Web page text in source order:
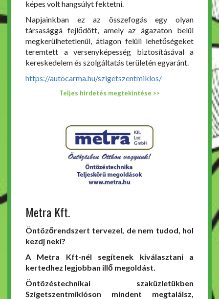
képes volt hangsúlyt fektetni.
Napjainkban ez az összefogás egy olyan
társasággá fejlődött, amely az ágazaton belül
megkerülhetetlenül, átlagon felüli lehetőségeket
teremtett a versenyképesség biztosításával a
kereskedelem és szolgáltatás területén egyaránt.
https://autocarma.hu/szigetszentmiklos/
Teljes hirdetés megtekintése >>
Metra Kft.
Öntözőrendszert tervezel, de nem tudod, hol
kezdj neki?
A Metra Kft-nél segítenek kiválasztani a
kertedhez legjobban illő megoldást.
Öntözéstechnikai szaküzletükben
Szigetszentmiklóson mindent megtalálsz,